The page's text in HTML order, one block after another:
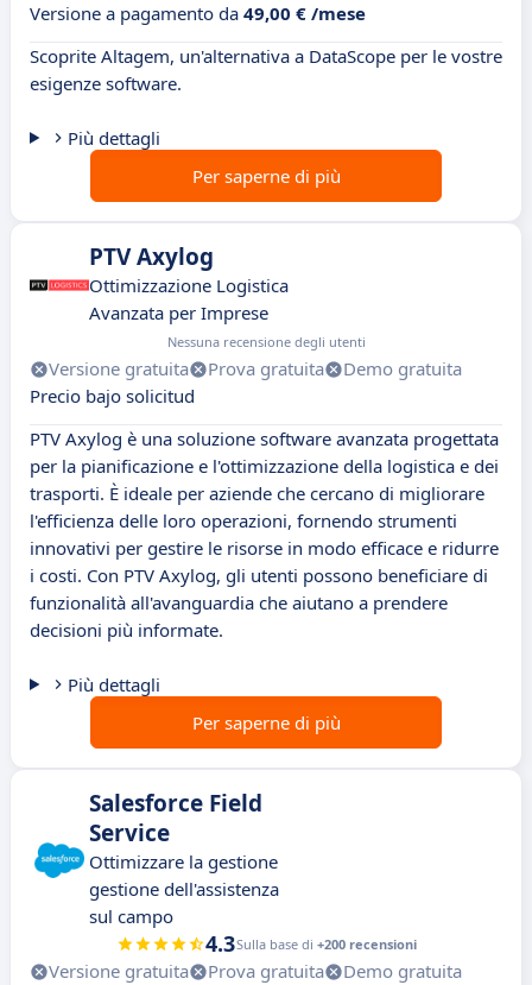
Versione a pagamento da 49,00 € /mese
Scoprite Altagem, un'alternativa a DataScope per le vostre
esigenze software.
Più dettagli
Per saperne di più
PTV Axylog
Ottimizzazione Logistica
Avanzata per Imprese
Nessuna recensione degli utenti
Versione gratuita Prova gratuita
Demo gratuita
Precio bajo solicitud
PTV Axylog è una soluzione software avanzata progettata
per la pianificazione e l'ottimizzazione della logistica e dei
trasporti. È ideale per aziende che cercano di migliorare
l'efficienza delle loro operazioni, fornendo strumenti
innovativi per gestire le risorse in modo efficace e ridurre
i costi. Con PTV Axylog, gli utenti possono beneficiare di
funzionalità all'avanguardia che aiutano a prendere
decisioni più informate.
Più dettagli
Per saperne di più
Salesforce Field
Service
Ottimizzare la gestione
gestione dell'assistenza
sul campo
4.3Sulla base di +200 recensioni
Versione gratuita Prova gratuita
Demo gratuita